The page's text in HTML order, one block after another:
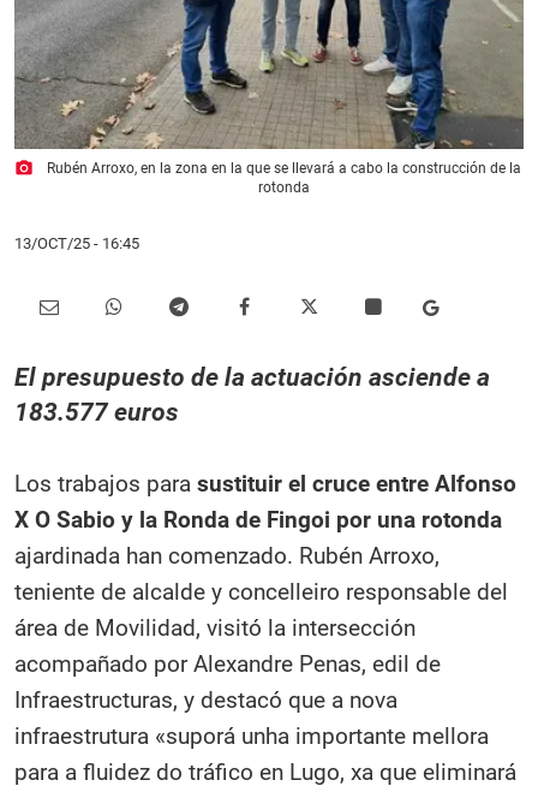
photo_camera
Rubén Arroxo, en la zona en la que se llevará a cabo la construcción de la
rotonda
13/OCT/25 - 16:45
El presupuesto de la actuación asciende a
183.577 euros
Los trabajos para sustituir el cruce entre Alfonso
X O Sabio y la Ronda de Fingoi por una rotonda
ajardinada han comenzado. Rubén Arroxo,
teniente de alcalde y concelleiro responsable del
área de Movilidad, visitó la intersección
acompañado por Alexandre Penas, edil de
Infraestructuras, y destacó que a nova
infraestrutura «suporá unha importante mellora
para a fluidez do tráfico en Lugo, xa que eliminará